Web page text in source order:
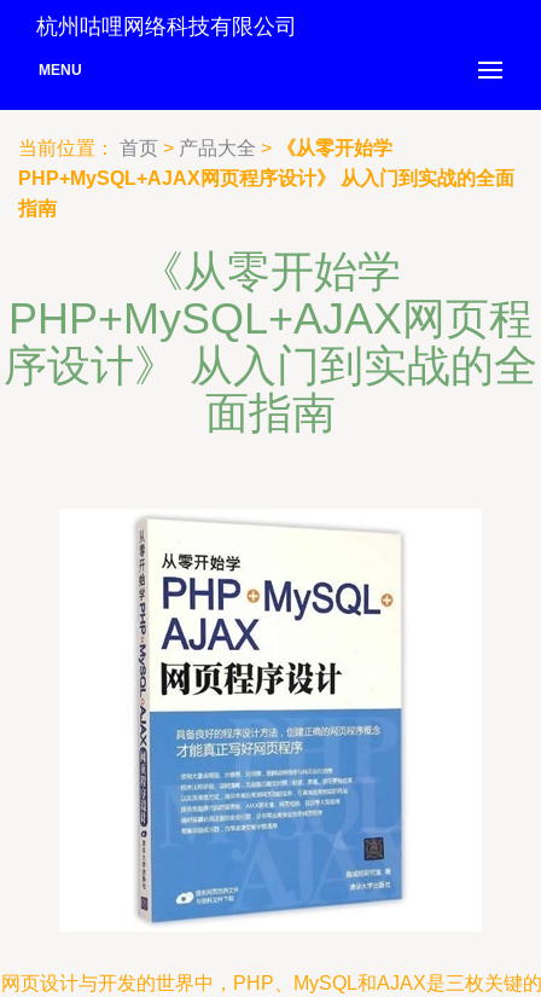
杭州咕哩网络科技有限公司
MENU
当前位置： 首页 > 产品大全 >
《从零开始学
PHP+MySQL+AJAX网页程序设计》 从入门到实战的全面
指南
《从零开始学
PHP+MySQL+AJAX网页程
序设计》 从入门到实战的全
面指南
页设计与开发的世界中，PHP、MySQL和AJAX是三枚关键的